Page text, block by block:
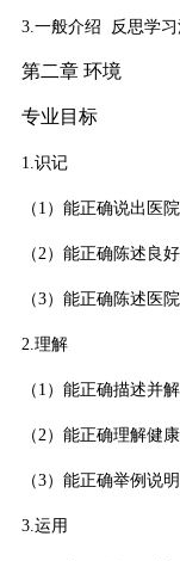
3.一般介绍 反思学习
第二章 环境
专业目标
1.识记
（1）能正确说出医
（2）能正确陈述良
（3）能正确陈述医
2.理解
（1）能正确描述并
（2）能正确理解健
（3）能正确举例说
3.运用